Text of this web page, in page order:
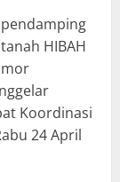
pendamping
HIBAH
Koordinasi
24 April